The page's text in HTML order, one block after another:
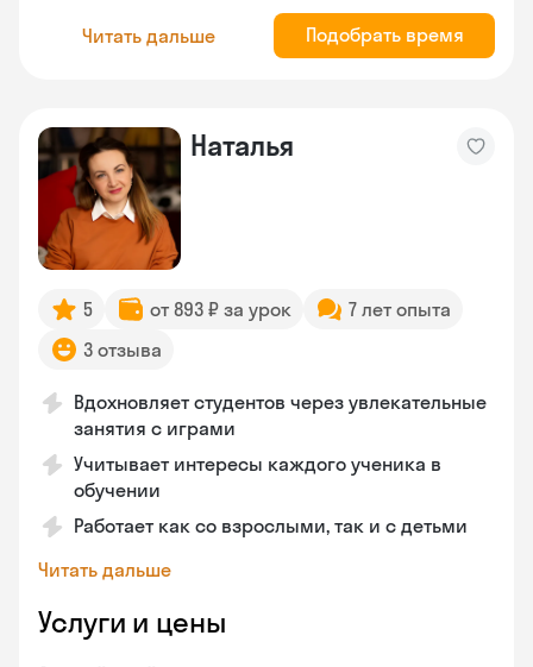
Читать дальше Подобрать время
Наталья
5 от 893 ₽ за урок
7 лет опыта
3 отзыва
Вдохновляет студентов через увлекательные
занятия с играми
Учитывает интересы каждого ученика в
обучении
Работает как со взрослыми, так и с детьми
Читать дальше
Услуги и цены